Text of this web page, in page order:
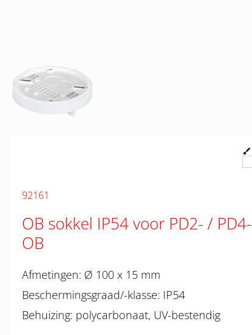
92161
OB sokkel IP54 voor PD2- / PD4-
OB
Afmetingen: Ø 100 x 15 mm
Beschermingsgraad/-klasse: IP54
Behuizing: polycarbonaat, UV-bestendig